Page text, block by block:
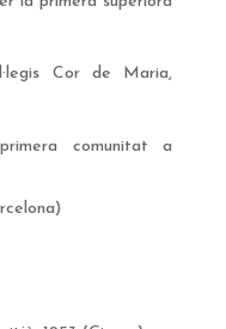
Cor de Maria,
comunitat a